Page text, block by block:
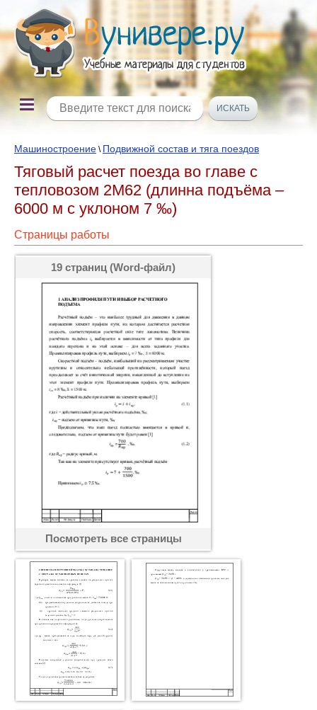
Машиностроение \ Подвижной состав и тяга поездов
Тяговый расчет поезда во главе с
тепловозом 2М62 (длинна подъёма –
6000 м с уклоном 7 ‰)
Страницы работы
19 страниц (Word-файл)
Посмотреть все страницы